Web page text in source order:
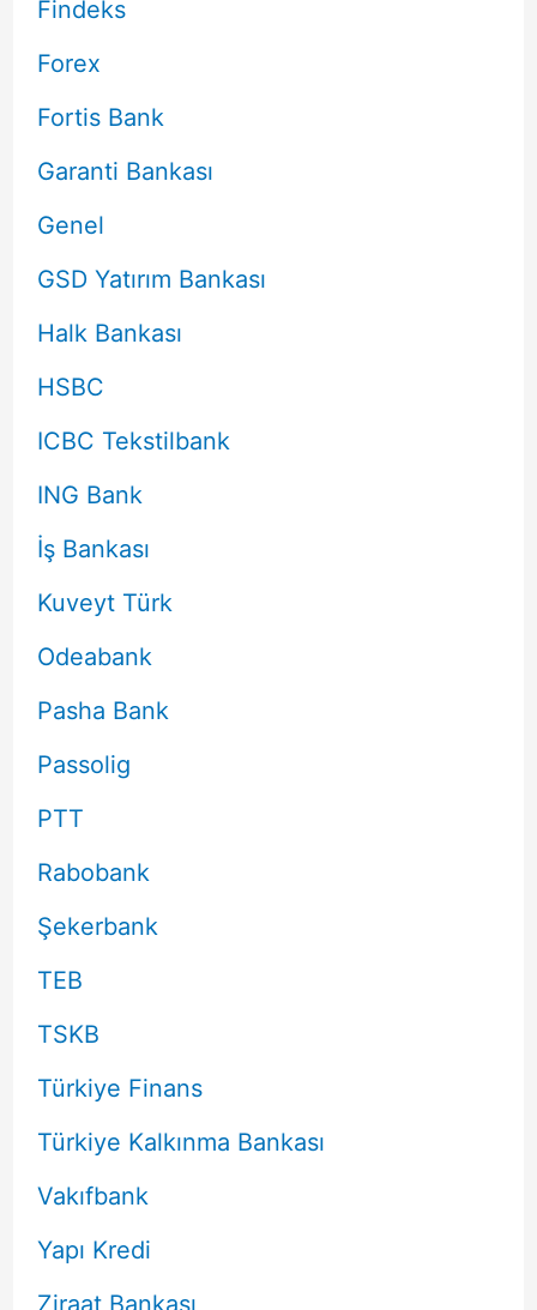
Findeks
Forex
Fortis Bank
Garanti Bankası
Genel
GSD Yatırım Bankası
Halk Bankası
HSBC
ICBC Tekstilbank
ING Bank
İş Bankası
Kuveyt Türk
Odeabank
Pasha Bank
Passolig
PTT
Rabobank
Şekerbank
TEB
TSKB
Türkiye Finans
Türkiye Kalkınma Bankası
Vakıfbank
Yapı Kredi
Ziraat Bankası